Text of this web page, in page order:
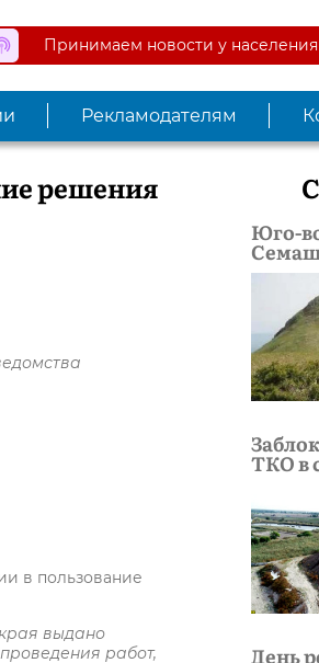
Принимаем новости у населения
Рекламодателям
решения
в пользование
выдано
работ,
Юго-
ТКО в
День